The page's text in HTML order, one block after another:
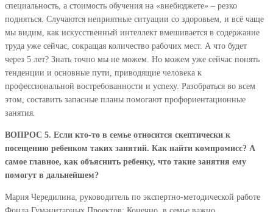
специальность, а стоимость обучения на «внебюджете» – резко
подняться. Случаются неприятные ситуации со здоровьем, и всё чаще
мы видим, как искусственный интеллект вмешивается в содержание
труда уже сейчас, сокращая количество рабочих мест. А что будет
через 5 лет? Знать точно мы не можем. Но можем уже сейчас понять
тенденции и основные пути, приводящие человека к
профессиональной востребованности и успеху. Разобраться во всем
этом, составить запасные планы помогают профориентационные
занятия.
ВОПРОС 5. Если кто-то в семье относится скептически к
посещению ребенком таких занятий. Как найти компромисс? А
самое главное, как объяснить ребенку, что такие занятия ему
помогут в дальнейшем?
Мария Чередилина, руководитель по экспертно-методической работе